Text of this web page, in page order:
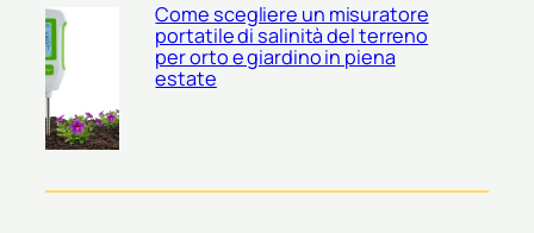
Come scegliere un misuratore
portatile di salinità del terreno
per orto e giardino in piena
estate